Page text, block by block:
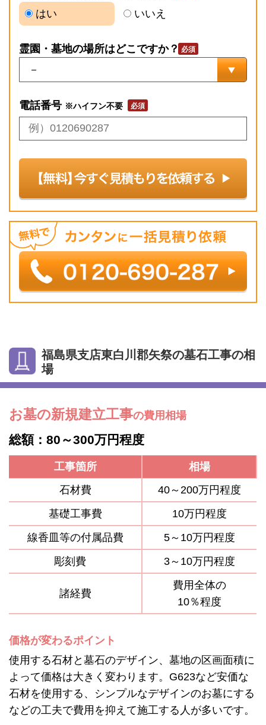
はい
いいえ
霊園・墓地の場所はどこですか？
電話番号 ※ハイフン不要
福島県支店東白川郡矢祭の墓石工事の相
場
お墓の新規建立工事の費用相場
総額：80～300万円程度
工事箇所
相場
石材費
40～200万円程度
基礎工事費
10万円程度
線香皿等の付属品費
5～10万円程度
彫刻費
3～10万円程度
諸経費
費用全体の
10％程度
価格が変わるポイント
使用する石材と墓石のデザイン、墓地の区画面積に
よって価格は大きく変わります。G623など安価な
石材を使用する、シンプルなデザインのお墓にする
などの工夫で費用を抑えて施工する人が多いです。